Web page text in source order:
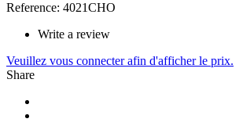
Reference: 4021CHO
Write a review
Veuillez vous connecter afin d'afficher le prix.
Share